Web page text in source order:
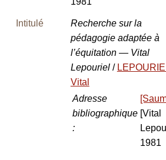
Intitulé
Recherche sur la
pédagogie adaptée à
l’équitation — Vital
Lepouriel /
Vital
Adresse
bibliographique
:
[Vital
1981